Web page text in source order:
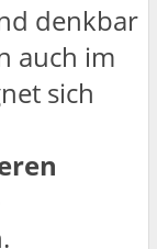
denkbar
auch im
sich